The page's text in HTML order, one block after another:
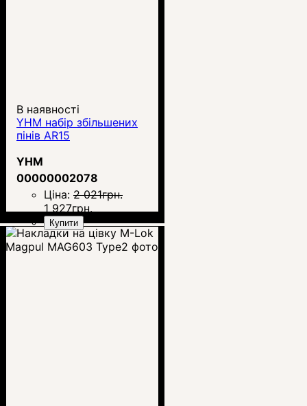
В наявності
YHM набір збільшених
пінів AR15
YHM
00000002078
Ціна: 2 021грн.
1 927грн.
Купити